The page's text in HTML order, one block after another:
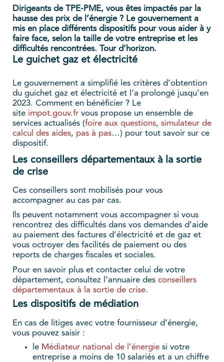
Dirigeants de TPE-PME, vous êtes impactés par la
hausse des prix de l’énergie ? Le gouvernement a
mis en place différents dispositifs pour vous aider à y
faire face, selon la taille de votre entreprise et les
difficultés rencontrées. Tour d’horizon.
Le guichet gaz et électricité
Le gouvernement a simplifié les critères d’obtention
du guichet gaz et électricité et l’a prolongé jusqu’en
2023. Comment en bénéficier ? Le
site impot.gouv.fr vous propose un ensemble de
services actualisés (foire aux questions, simulateur de
calcul des aides, pas à pas…) pour tout savoir sur ce
dispositif.
Les conseillers départementaux à la sortie
de crise
Ces conseillers sont mobilisés pour vous
accompagner au cas par cas.
Ils peuvent notamment vous accompagner si vous
rencontrez des difficultés dans vos demandes d’aide
au paiement des factures d’électricité et de gaz et
vous octroyer des facilités de paiement ou des
reports de charges fiscales et sociales.
Pour en savoir plus et contacter celui de votre
département, consultez l’annuaire des conseillers
départementaux à la sortie de crise.
Les dispositifs de médiation
En cas de litiges avec votre fournisseur d’énergie,
vous pouvez saisir :
le Médiateur national de l’énergie si votre
entreprise a moins de 10 salariés et a un chiffre